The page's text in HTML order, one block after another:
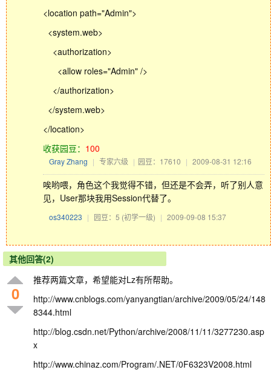
<location path="Admin">
<system.web>
<authorization>
<allow roles="Admin" />
</authorization>
</system.web>
</location>
收获园豆： 100
Gray Zhang | 专家六级 | 园豆：17610 | 2009-08-31 12:16
唉哟喂，角色这个我觉得不错，但还是不会弄，听了别人意
见，User那块我用Session代替了。
os340223 | 园豆：5 (初学一级) | 2009-09-08 15:37
其他回答(2)
0
推荐两篇文章，希望能对Lz有所帮助。
http://www.cnblogs.com/yanyangtian/archive/2009/05/24/148
8344.html
http://blog.csdn.net/Python/archive/2008/11/11/3277230.asp
x
http://www.chinaz.com/Program/.NET/0F6323V2008.html